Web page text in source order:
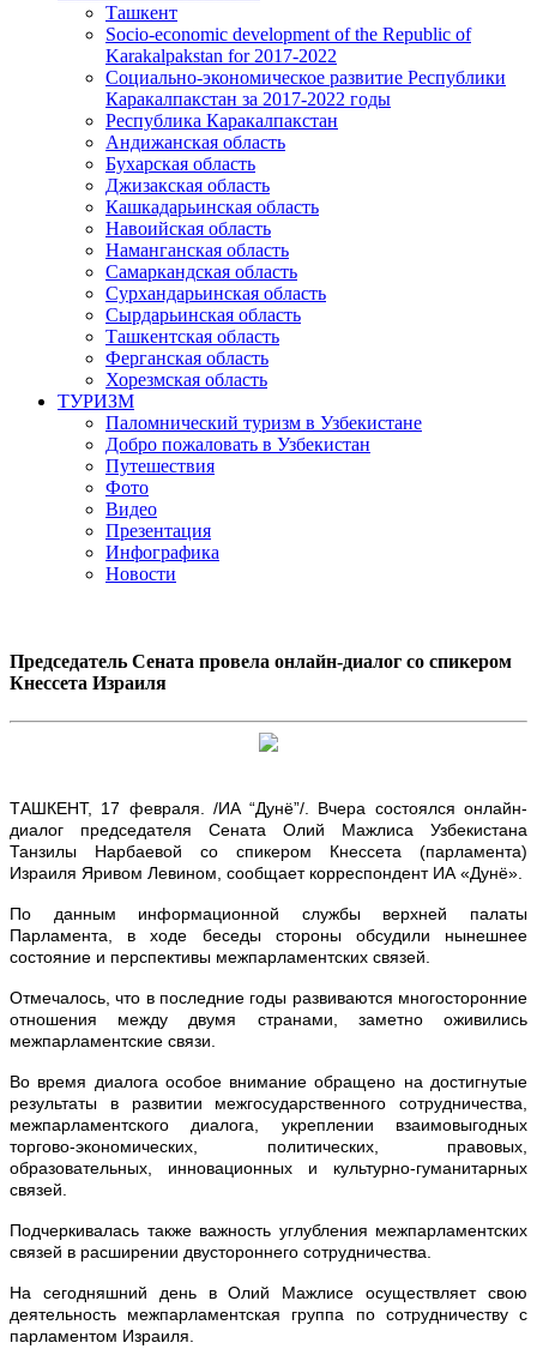
Ташкент
Socio-economic development of the Republic of
Karakalpakstan for 2017-2022
Социально-экономическое развитие Республики
Каракалпакстан за 2017-2022 годы
Республика Каракалпакстан
Андижанская область
Бухарская область
Джизакская область
Кашкадарьинская область
Навоийская область
Наманганская область
Самаркандская область
Сурхандарьинская область
Сырдарьинская область
Ташкентская область
Ферганская область
Хорезмская область
ТУРИЗМ
Паломнический туризм в Узбекистане
Добро пожаловать в Узбекистан
Путешествия
Фото
Видео
Презентация
Инфографика
Новости
Председатель Сената провела онлайн-диалог со спикером
Кнессета Израиля
ТАШКЕНТ, 17 февраля. /ИА “Дунё”/. Вчера состоялся онлайн-
диалог председателя Сената Олий Мажлиса Узбекистана
Танзилы Нарбаевой со спикером Кнессета (парламента)
Израиля Яривом Левином, сообщает корреспондент ИА «Дунё».
По данным информационной службы верхней палаты
Парламента, в ходе беседы стороны обсудили нынешнее
состояние и перспективы межпарламентских связей.
Отмечалось, что в последние годы развиваются многосторонние
отношения между двумя странами, заметно оживились
межпарламентские связи.
Во время диалога особое внимание обращено на достигнутые
результаты в развитии межгосударственного сотрудничества,
межпарламентского диалога, укреплении взаимовыгодных
торгово-экономических, политических, правовых,
образовательных, инновационных и культурно-гуманитарных
связей.
Подчеркивалась также важность углубления межпарламентских
связей в расширении двустороннего сотрудничества.
На сегодняшний день в Олий Мажлисе осуществляет свою
деятельность межпарламентская группа по сотрудничеству с
парламентом Израиля.